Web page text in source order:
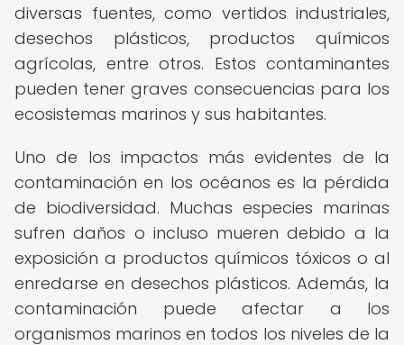
diversas fuentes, como vertidos industriales,
desechos plásticos, productos químicos
agrícolas, entre otros. Estos contaminantes
pueden tener graves consecuencias para los
ecosistemas marinos y sus habitantes.
Uno de los impactos más evidentes de la
contaminación en los océanos es la pérdida
de biodiversidad. Muchas especies marinas
sufren daños o incluso mueren debido a la
exposición a productos químicos tóxicos o al
enredarse en desechos plásticos. Además, la
contaminación puede afectar a los
organismos marinos en todos los niveles de la